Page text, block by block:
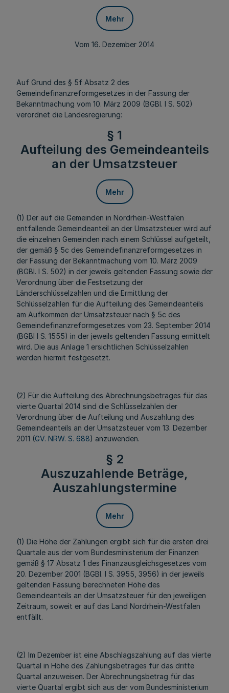
Mehr
Vom 16. Dezember 2014
Auf Grund des § 5f Absatz 2 des
Gemeindefinanzreformgesetzes in der Fassung der
Bekanntmachung vom 10. März 2009 (BGBl. I S. 502)
verordnet die Landesregierung:
§ 1
Aufteilung des Gemeindeanteils
an der Umsatzsteuer
Mehr
(1) Der auf die Gemeinden in Nordrhein-Westfalen
entfallende Gemeindeanteil an der Umsatzsteuer wird auf
die einzelnen Gemeinden nach einem Schlüssel aufgeteilt,
der gemäß § 5c des Gemeindefinanzreformgesetzes in
der Fassung der Bekanntmachung vom 10. März 2009
(BGBl. I S. 502) in der jeweils geltenden Fassung sowie der
Verordnung über die Festsetzung der
Länderschlüsselzahlen und die Ermittlung der
Schlüsselzahlen für die Aufteilung des Gemeindeanteils
am Aufkommen der Umsatzsteuer nach § 5c des
Gemeindefinanzreformgesetzes vom 23. September 2014
(BGBl I S. 1555) in der jeweils geltenden Fassung ermittelt
wird. Die aus Anlage 1 ersichtlichen Schlüsselzahlen
werden hiermit festgesetzt.
(2) Für die Aufteilung des Abrechnungsbetrages für das
vierte Quartal 2014 sind die Schlüsselzahlen der
Verordnung über die Aufteilung und Auszahlung des
Gemeindeanteils an der Umsatzsteuer vom 13. Dezember
2011 (GV. NRW. S. 688) anzuwenden.
§ 2
Auszuzahlende Beträge,
Auszahlungstermine
Mehr
(1) Die Höhe der Zahlungen ergibt sich für die ersten drei
Quartale aus der vom Bundesministerium der Finanzen
gemäß § 17 Absatz 1 des Finanzausgleichsgesetzes vom
20. Dezember 2001 (BGBl. I S. 3955, 3956) in der jeweils
geltenden Fassung berechneten Höhe des
Gemeindeanteils an der Umsatzsteuer für den jeweiligen
Zeitraum, soweit er auf das Land Nordrhein-Westfalen
entfällt.
(2) Im Dezember ist eine Abschlagszahlung auf das vierte
Quartal in Höhe des Zahlungsbetrages für das dritte
Quartal anzuweisen. Der Abrechnungsbetrag für das
vierte Quartal ergibt sich aus der vom Bundesministerium